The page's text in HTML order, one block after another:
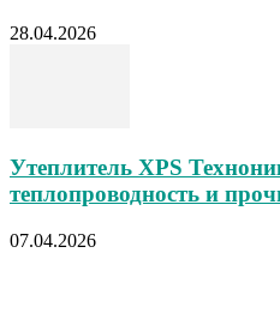
28.04.2026
Утеплитель XPS
теплопроводность и
07.04.2026